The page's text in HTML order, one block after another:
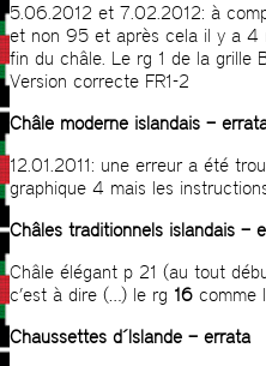
5.06.2012 et 7.02.2012: à
et non 95 et après cela il y a 4
fin du châle. Le rg 1 de la grille
Version correcte FR1-2
Châle moderne islandais –
12.01.2011: une erreur a été
graphique 4 mais les
Châles traditionnels islandais –
Châle élégant p 21 (au tout
c’est à dire (…) le rg 16 comme
Chaussettes d´Islande – errata